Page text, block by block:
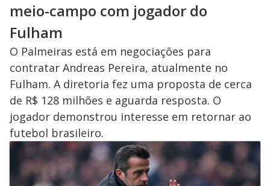
meio-campo com jogador do
Fulham
O Palmeiras está em negociações para
contratar Andreas Pereira, atualmente no
Fulham. A diretoria fez uma proposta de cerca
de R$ 128 milhões e aguarda resposta. O
jogador demonstrou interesse em retornar ao
futebol brasileiro.